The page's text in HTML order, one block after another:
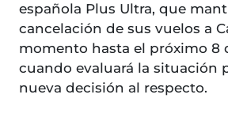
española Plus Ultra, que
cancelación de sus vuelos a
momento hasta el próximo 8
cuando evaluará la situación
nueva decisión al respecto.